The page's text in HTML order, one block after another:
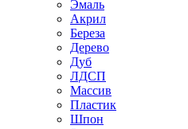
Эмаль
Акрил
Береза
Дерево
Дуб
ЛДСП
Массив
Пластик
Шпон